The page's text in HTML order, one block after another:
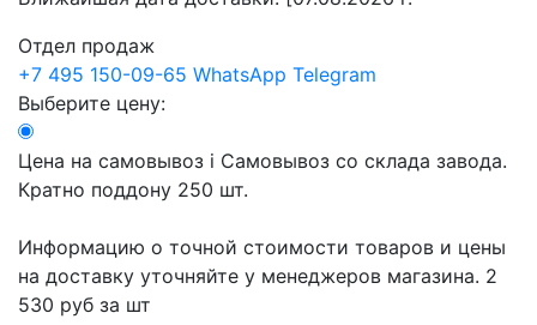
Отдел продаж
+7 495 150-09-65 WhatsApp Telegram
Выберите цену:
Цена на самовывоз i Самовывоз со склада завода.
Кратно поддону 250 шт.
Информацию о точной стоимости товаров и цены
на доставку уточняйте у менеджеров магазина. 2
530 руб за шт